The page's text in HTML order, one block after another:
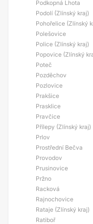
Podkopná Lhota
Podolí (Zlínský kraj)
Pohořelice (Zlínský
Polešovice
Police (Zlínský kraj)
Popovice (Zlínský
Poteč
Pozděchov
Pozlovice
Prakšice
Prasklice
Pravčice
Přílepy (Zlínský kraj)
Prlov
Prostřední Bečva
Provodov
Prusinovice
Pržno
Racková
Rajnochovice
Rataje (Zlínský kraj)
Ratiboř